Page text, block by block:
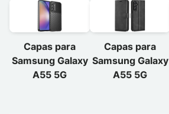
Capas para
Samsung Galaxy
A55 5G
Capas para
Samsung Galaxy
A55 5G